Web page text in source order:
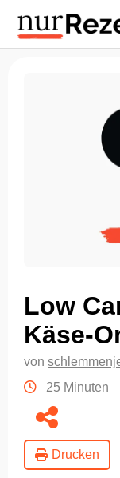
Low
Käse-
von
25 Minuten
Drucken